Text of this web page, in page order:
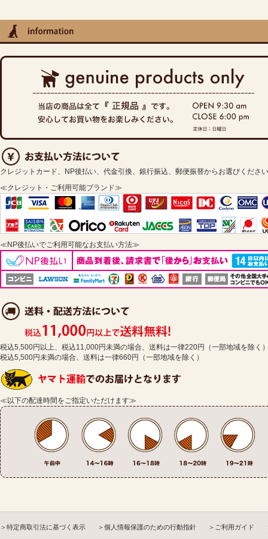
クレジットカード、NP後払い、代金引換、銀行振込、郵便振替からお選びくださ
≪クレジット・ご利用可能ブランド≫
≪NP後払いでご利用可能なお支払い方法≫
税込5,500円以上、税込11,000円未満の場合、送料は一律220円（一部地域を除く
税込5,500円未満の場合、送料は一律660円（一部地域を除く）
≪以下の配達時間をご指定いただけます≫
＞特定商取引法に基づく表示 ＞個人情報保護のための行動指針 ＞ご利用ガイド